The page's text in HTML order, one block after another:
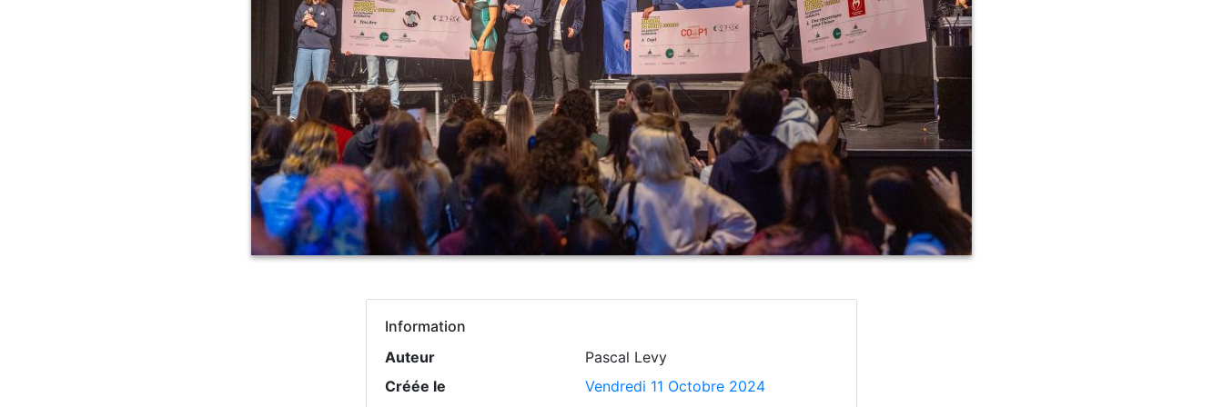
Information
Auteur
Pascal Levy
Créée le
Vendredi 11 Octobre 2024